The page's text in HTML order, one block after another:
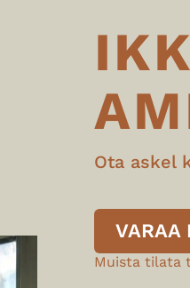
Ota askel
VARAA
Muista tilata